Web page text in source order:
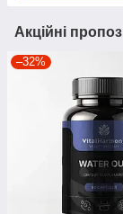
Акційні
–32%